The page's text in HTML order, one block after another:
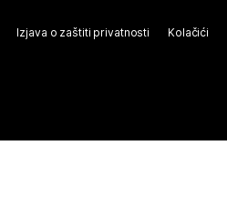
Izjava o zaštiti privatnosti Kolačići